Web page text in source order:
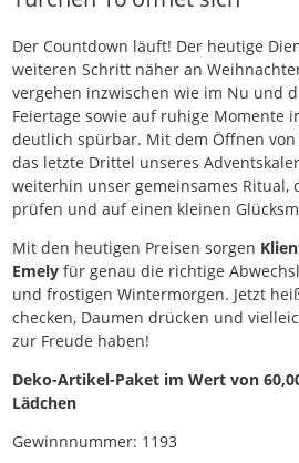
Der Countdown läuft! Der heutige
weiteren Schritt näher an
vergehen inzwischen wie im Nu und
Feiertage sowie auf ruhige Momente
deutlich spürbar. Mit dem Öffnen
das letzte Drittel unseres
weiterhin unser gemeinsames Ritual,
prüfen und auf einen kleinen
Mit den heutigen Preisen sorgen
Emely für genau die richtige
und frostigen Wintermorgen. Jetzt
checken, Daumen drücken und
zur Freude haben!
Deko-Artikel-Paket im Wert von
Lädchen
Gewinnnummer: 1193